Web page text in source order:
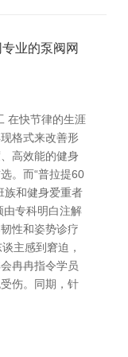
业的泵阀网
在快节律的生涯
格式来改善形
高效能的健身
。而“普拉提60
族和健身爱重者
由专科明白注解
性和姿势诊疗
主感到窘迫，
冉冉指令学员
伤。同期，针